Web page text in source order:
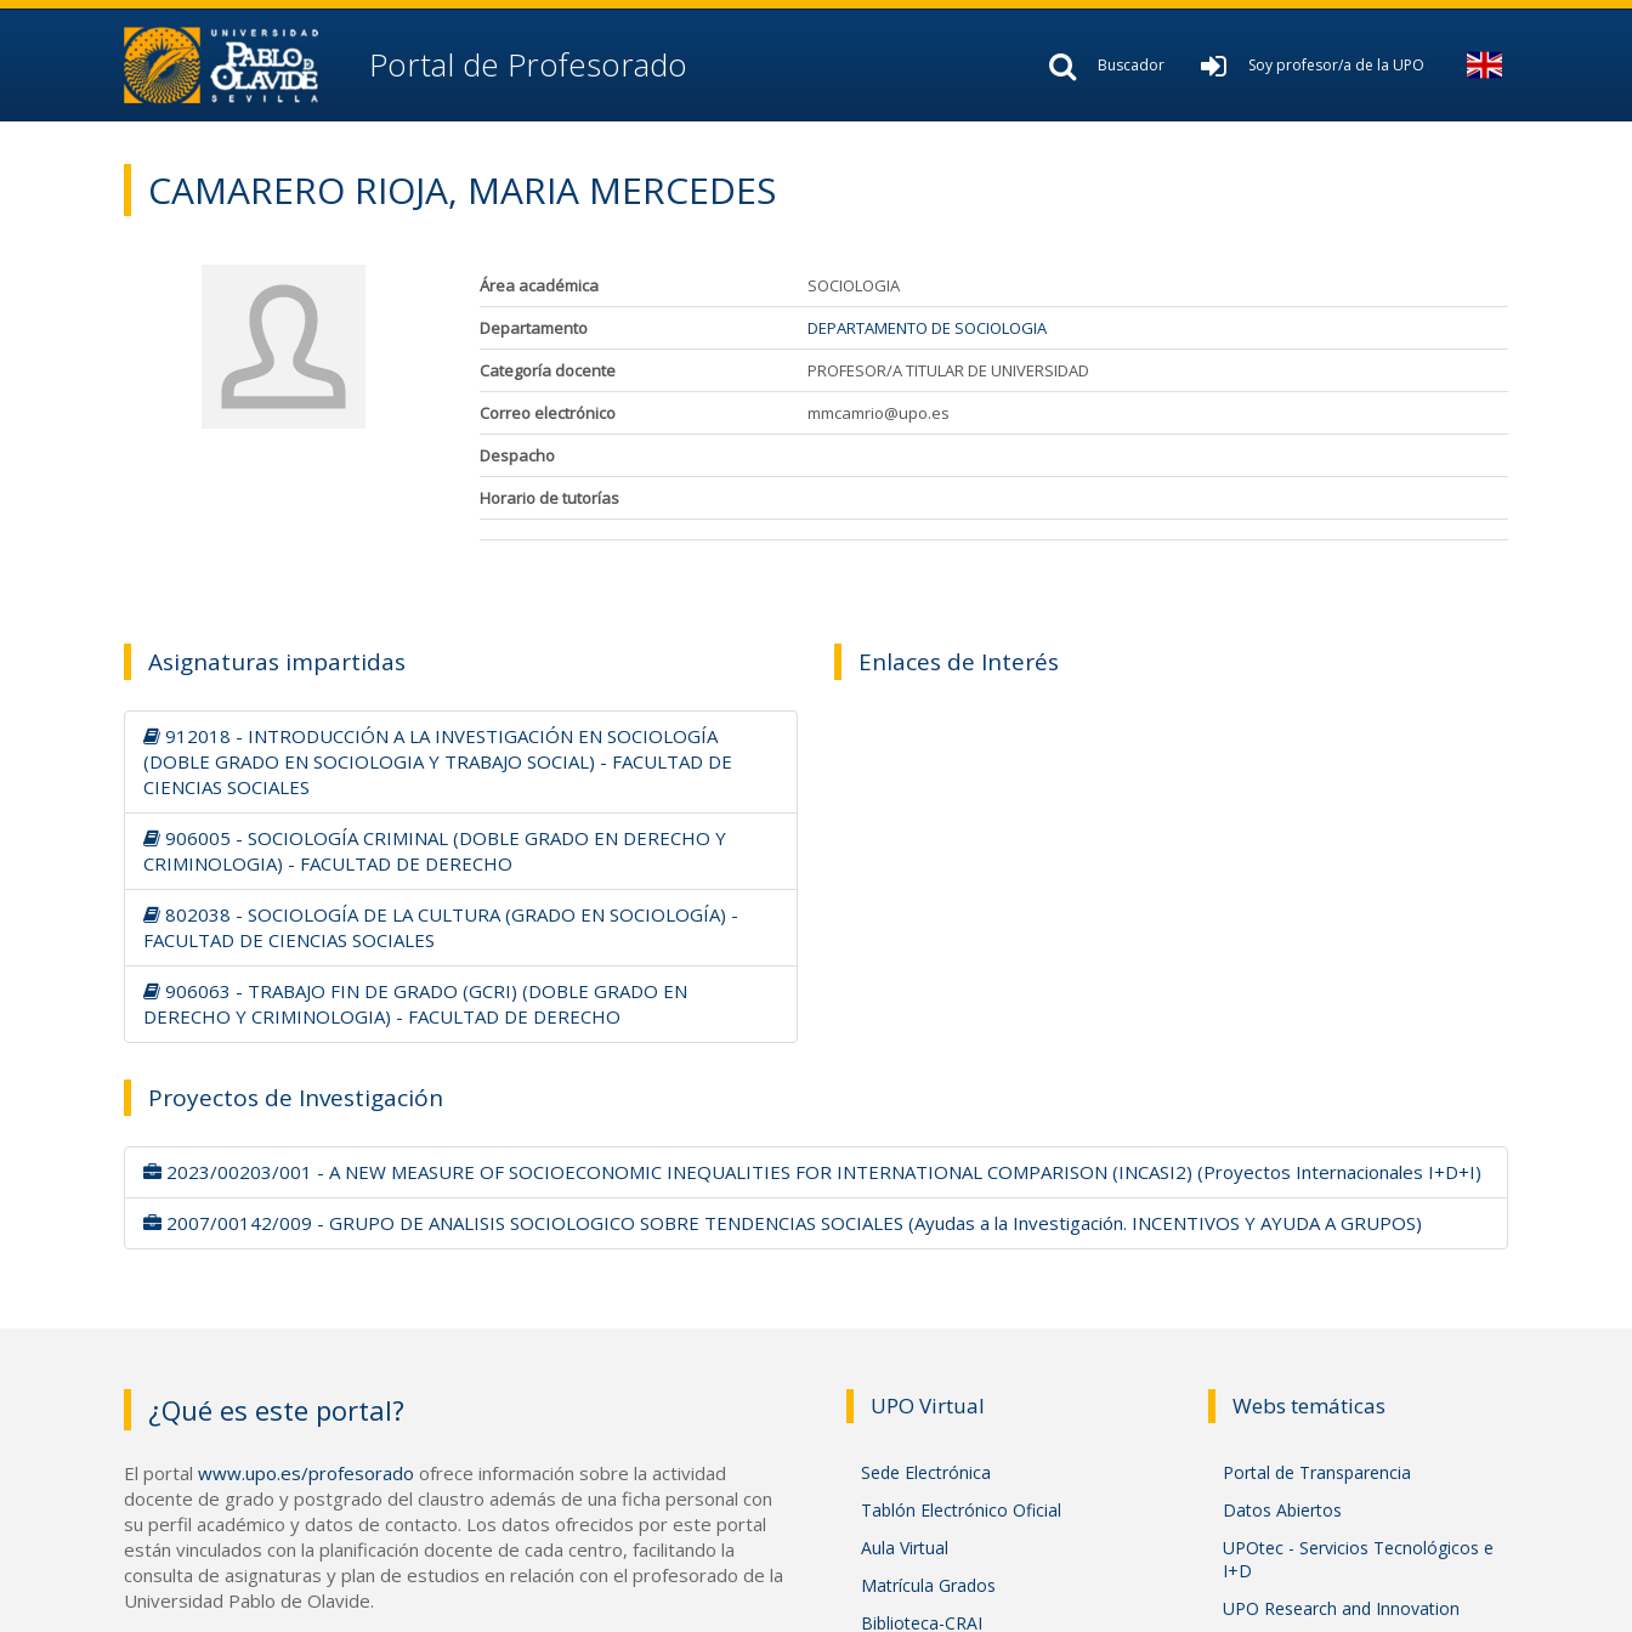
Ir al contenido principal de la página (alt + s)
Ir a la cabecera de la página (alt + c)
Ir al pie de la página (alt + p)
Ir al menú principal (alt + u)
Portal de Profesorado Buscador Soy profesor/a de la UPO
CAMARERO RIOJA, MARIA MERCEDES
Área académica
SOCIOLOGIA
Departamento
DEPARTAMENTO DE SOCIOLOGIA
Categoría docente
PROFESOR/A TITULAR DE UNIVERSIDAD
Correo electrónico
mmcamrio@upo.es
Despacho
Horario de tutorías
Asignaturas impartidas
912018 - INTRODUCCIÓN A LA INVESTIGACIÓN EN SOCIOLOGÍA
(DOBLE GRADO EN SOCIOLOGIA Y TRABAJO SOCIAL) - FACULTAD DE
CIENCIAS SOCIALES
906005 - SOCIOLOGÍA CRIMINAL (DOBLE GRADO EN DERECHO Y
CRIMINOLOGIA) - FACULTAD DE DERECHO
802038 - SOCIOLOGÍA DE LA CULTURA (GRADO EN SOCIOLOGÍA) -
FACULTAD DE CIENCIAS SOCIALES
906063 - TRABAJO FIN DE GRADO (GCRI) (DOBLE GRADO EN
DERECHO Y CRIMINOLOGIA) - FACULTAD DE DERECHO
Enlaces de Interés
Proyectos de Investigación
2023/00203/001 - A NEW MEASURE OF SOCIOECONOMIC INEQUALITIES FOR INTERNATIONAL COMPARISON (INCASI2) (Proyectos Internacionales I+D+I)
2007/00142/009 - GRUPO DE ANALISIS SOCIOLOGICO SOBRE TENDENCIAS SOCIALES (Ayudas a la Investigación. INCENTIVOS Y AYUDA A GRUPOS)
¿Qué es este portal?
El portal www.upo.es/profesorado ofrece información sobre la actividad
docente de grado y postgrado del claustro además de una ficha personal con
su perfil académico y datos de contacto. Los datos ofrecidos por este portal
están vinculados con la planificación docente de cada centro, facilitando la
consulta de asignaturas y plan de estudios en relación con el profesorado de la
Universidad Pablo de Olavide.
UPO Virtual
Sede Electrónica
Tablón Electrónico Oficial
Aula Virtual
Matrícula Grados
Biblioteca-CRAI
Webs temáticas
Portal de Transparencia
Datos Abiertos
UPOtec - Servicios Tecnológicos e
I+D
UPO Research and Innovation